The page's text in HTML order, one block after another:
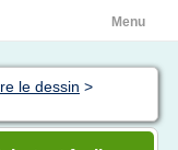
Menu
le dessin >